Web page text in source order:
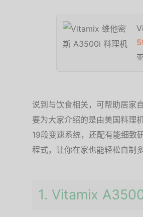
说到与饮食相关，可帮助居家
要为大家介绍的是由美国料理
19段变速系统，还配有能细致
程式，让你在家也能轻松自制
1. Vitamix